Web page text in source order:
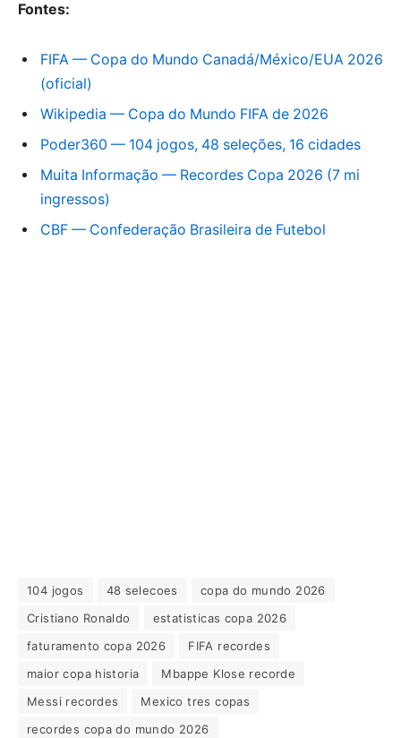
Fontes:
FIFA — Copa do Mundo Canadá/México/EUA 2026
(oficial)
Wikipedia — Copa do Mundo FIFA de 2026
Poder360 — 104 jogos, 48 seleções, 16 cidades
Muita Informação — Recordes Copa 2026 (7 mi
ingressos)
CBF — Confederação Brasileira de Futebol
104 jogos 48 selecoes
copa do mundo 2026
Cristiano Ronaldo
estatisticas copa 2026
faturamento copa 2026
FIFA recordes
maior copa historia
Mbappe Klose recorde
Messi recordes
Mexico tres copas
recordes copa do mundo 2026